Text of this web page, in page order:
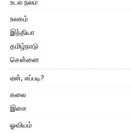
உலகம்
இந்தியா
தமிழ்நாடு
சென்னை
ஏன், எப்படி?
கலை
இசை
ஓவியம்